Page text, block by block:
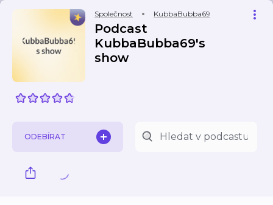
Společnost KubbaBubba69
Podcast
KubbaBubba69's
show
ODEBÍRAT